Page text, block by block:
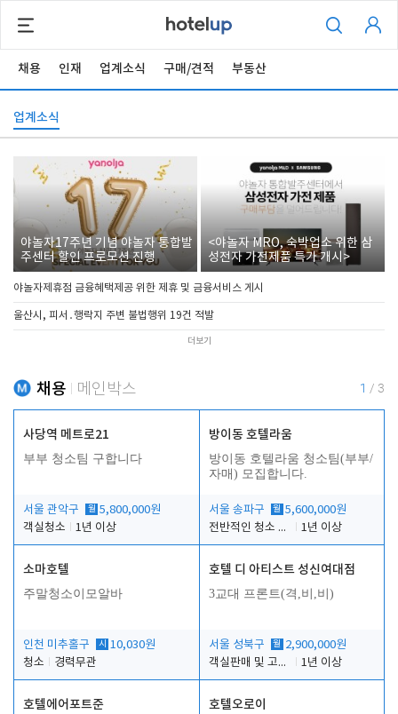
채용 인재 업계소식 구매/견적 부동산
업계소식
야놀자17주년 기념 야놀자 통합발
주센터 할인 프로모션 진행
<야놀자 MRO, 숙박업소 위한 삼
성전자 가전제품 특가 개시>
야놀자제휴점 금융혜택제공 위한 제휴 및 금융서비스 게시
울산시, 피서․행락지 주변 불법행위 19건 적발
더보기
채용 메인박스 1 / 3
사당역 메트로21
부부 청소팀 구합니다
서울 관악구 월 5,800,000원
객실청소
1년 이상
방이동 호텔라움
방이동 호텔라움 청소팀(부부/
자매) 모집합니다.
서울 송파구 월 5,600,000원
전반적인 청소 업무(객실청소.객실정리)
1년 이상
소마호텔
주말청소이모알바
인천 미추홀구 시 10,030원
청소
경력무관
호텔 디 아티스트 성신여대점
3교대 프론트(격,비,비)
서울 성북구 월 2,900,000원
객실판매 및 고객응대
1년 이상
호텔에어포트준 호텔오로이